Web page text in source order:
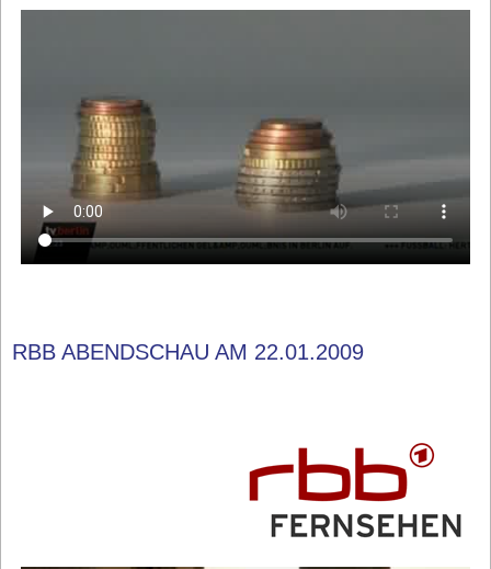
RBB ABENDSCHAU AM 22.01.2009